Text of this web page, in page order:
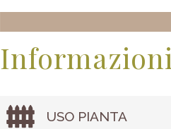
Informazioni
USO PIANTA